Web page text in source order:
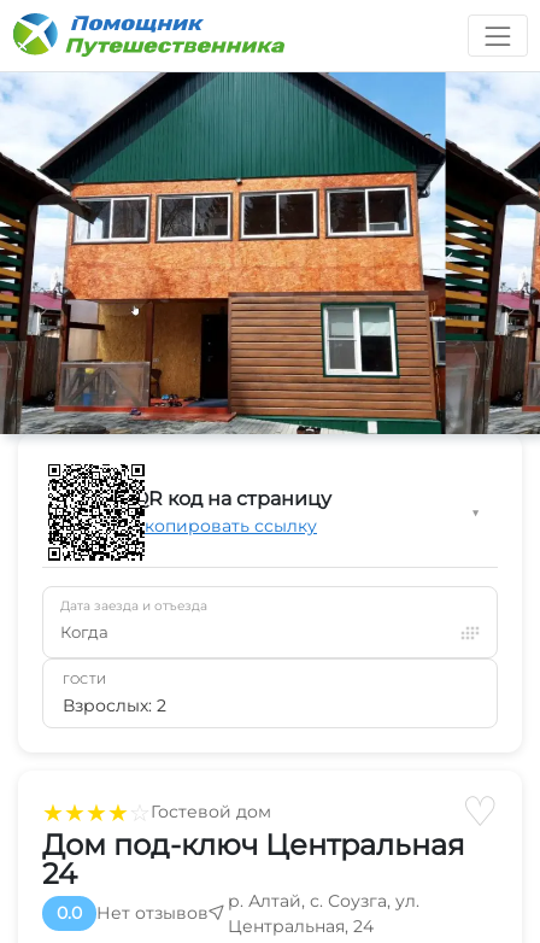
★★★★☆Гостевой дом ♡
Дом под-ключ Центральная
24
0.0 Нет отзывов
р. Алтай, с. Соузга, ул.
Центральная, 24
QR код на страницу
Скопировать ссылку
▼
Дата заезда и отъезда
Когда
ГОСТИ
Взрослых: 2